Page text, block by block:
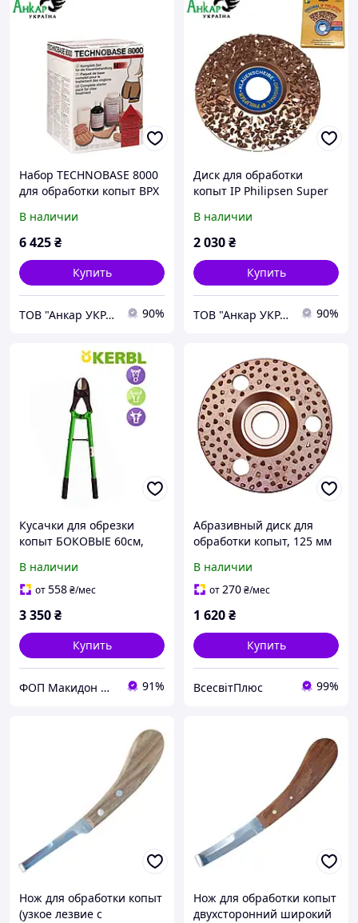
Набор TECHNOBASE 8000
для обработки копыт ВРХ
В наличии
6 425₴
Купить
ТОВ "Анкар УКРАЇНА" 90%
Диск для обработки
копыт IP Philipsen Super
Kerbl
В наличии
2 030₴
Купить
ТОВ "Анкар УКРАЇНА" 90%
Кусачки для обрезки
копыт БОКОВЫЕ 60см,
(Германия) ОРИГИНАЛ !
В наличии
от558₴/мес
3 350₴
Купить
ФОП Макидон Людмила Викторовна 91%
Абразивный диск для
обработки копыт, 125 мм
В наличии
от270₴/мес
1 620₴
Купить
ВсесвітПлюс 99%
Нож для обработки копыт
(узкое лезвие с
Нож для обработки копыт
двухсторонний широкий